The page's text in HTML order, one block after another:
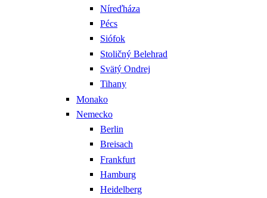
Níreďháza
Pécs
Siófok
Stoličný Belehrad
Svätý Ondrej
Tihany
Monako
Nemecko
Berlin
Breisach
Frankfurt
Hamburg
Heidelberg